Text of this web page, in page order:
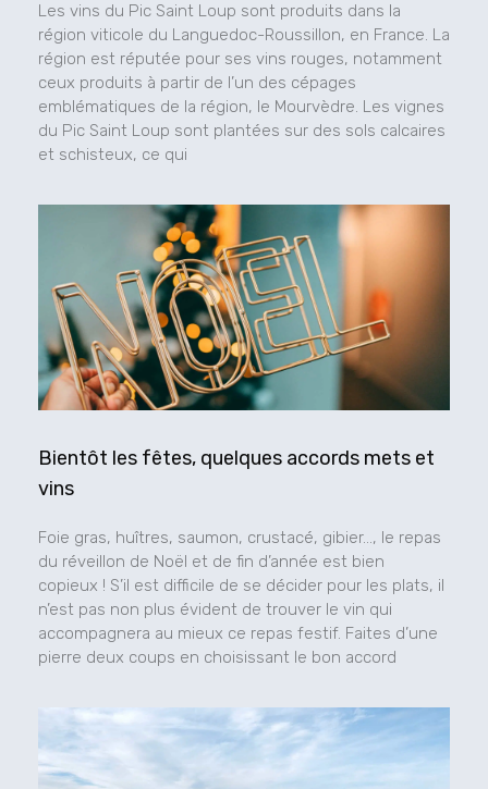
Les vins du Pic Saint Loup sont produits dans la
région viticole du Languedoc-Roussillon, en France. La
région est réputée pour ses vins rouges, notamment
ceux produits à partir de l’un des cépages
emblématiques de la région, le Mourvèdre. Les vignes
du Pic Saint Loup sont plantées sur des sols calcaires
et schisteux, ce qui
Bientôt les fêtes, quelques accords mets et
vins
Foie gras, huîtres, saumon, crustacé, gibier…, le repas
du réveillon de Noël et de fin d’année est bien
copieux ! S’il est difficile de se décider pour les plats, il
n’est pas non plus évident de trouver le vin qui
accompagnera au mieux ce repas festif. Faites d’une
pierre deux coups en choisissant le bon accord